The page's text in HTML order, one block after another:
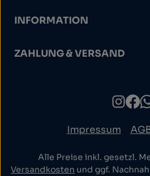
INFORMATION
ZAHLUNG & VERSAND
Impressum
Alle Preise inkl. gesetzl.
Versandkosten und ggf.